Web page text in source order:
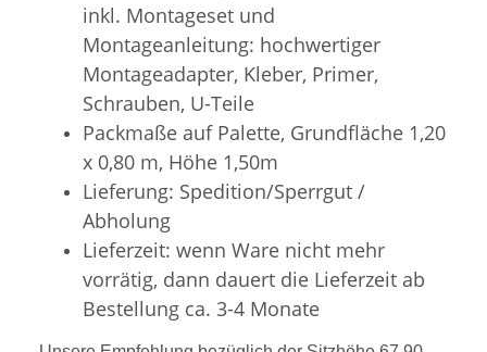
inkl. Montageset und
Montageanleitung: hochwertiger
Montageadapter, Kleber, Primer,
Schrauben, U-Teile
Packmaße auf Palette, Grundfläche 1,20
x 0,80 m, Höhe 1,50m
Lieferung: Spedition/Sperrgut /
Abholung
Lieferzeit: wenn Ware nicht mehr
vorrätig, dann dauert die Lieferzeit ab
Bestellung ca. 3-4 Monate